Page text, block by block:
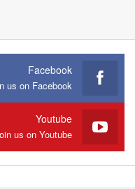
Facebook
us on Facebook
Youtube
us on Youtube